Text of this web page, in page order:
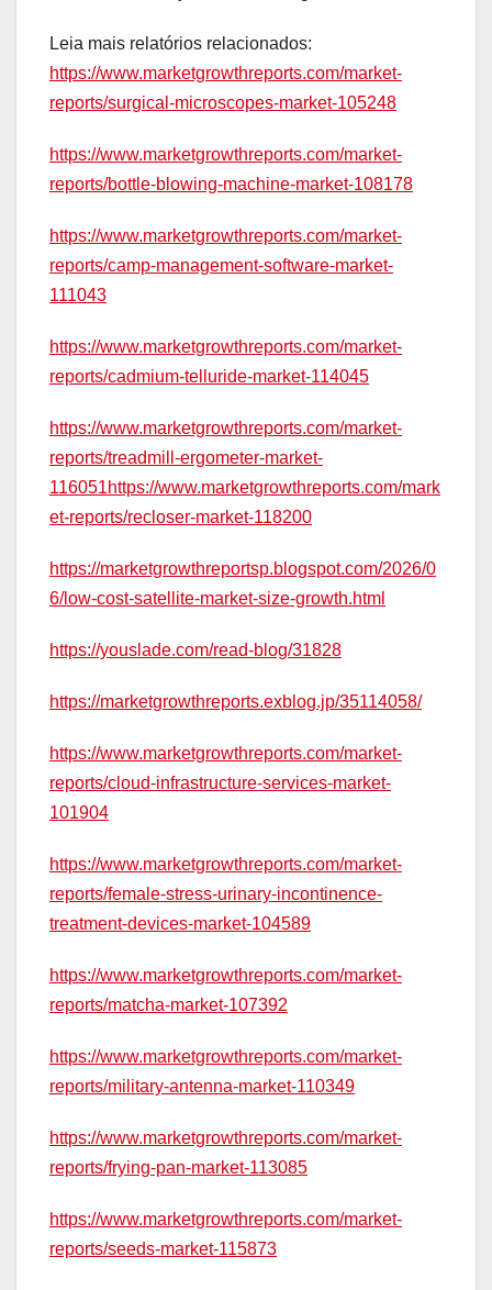
Leia mais relatórios relacionados:
https://www.marketgrowthreports.com/market-
reports/surgical-microscopes-market-105248
https://www.marketgrowthreports.com/market-
reports/bottle-blowing-machine-market-108178
https://www.marketgrowthreports.com/market-
reports/camp-management-software-market-
111043
https://www.marketgrowthreports.com/market-
reports/cadmium-telluride-market-114045
https://www.marketgrowthreports.com/market-
reports/treadmill-ergometer-market-
116051https://www.marketgrowthreports.com/mark
et-reports/recloser-market-118200
https://marketgrowthreportsp.blogspot.com/2026/0
6/low-cost-satellite-market-size-growth.html
https://youslade.com/read-blog/31828
https://marketgrowthreports.exblog.jp/35114058/
https://www.marketgrowthreports.com/market-
reports/cloud-infrastructure-services-market-
101904
https://www.marketgrowthreports.com/market-
reports/female-stress-urinary-incontinence-
treatment-devices-market-104589
https://www.marketgrowthreports.com/market-
reports/matcha-market-107392
https://www.marketgrowthreports.com/market-
reports/military-antenna-market-110349
https://www.marketgrowthreports.com/market-
reports/frying-pan-market-113085
https://www.marketgrowthreports.com/market-
reports/seeds-market-115873